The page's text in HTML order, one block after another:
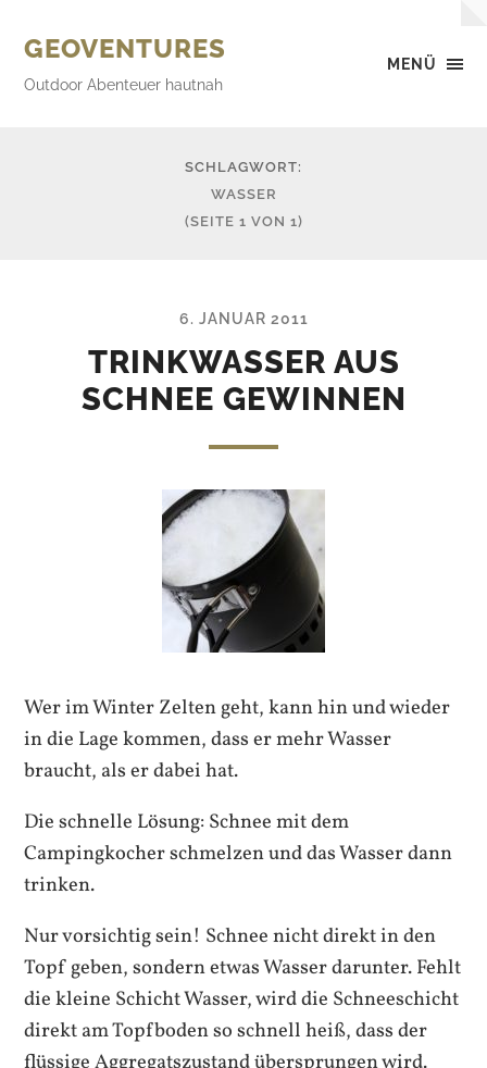
MENÜ
GEOVENTURES
Outdoor Abenteuer hautnah
SCHLAGWORT:
WASSER
(SEITE 1 VON 1)
6. JANUAR 2011
TRINKWASSER AUS
SCHNEE GEWINNEN
Wer im Winter Zelten geht, kann hin und wieder
in die Lage kommen, dass er mehr Wasser
braucht, als er dabei hat.
Die schnelle Lösung: Schnee mit dem
Campingkocher schmelzen und das Wasser dann
trinken.
Nur vorsichtig sein! Schnee nicht direkt in den
Topf geben, sondern etwas Wasser darunter. Fehlt
die kleine Schicht Wasser, wird die Schneeschicht
direkt am Topfboden so schnell heiß, dass der